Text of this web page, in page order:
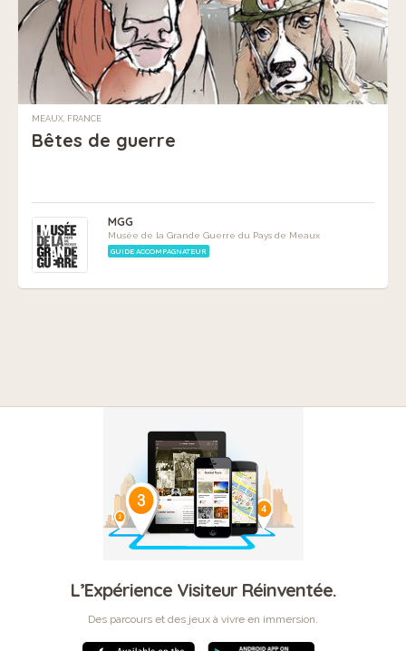
MEAUX, FRANCE
Bêtes de guerre
MGG
Musée de la Grande Guerre du Pays de Meaux
GUIDE ACCOMPAGNATEUR
L’Expérience Visiteur Réinventée.
Des parcours et des jeux à vivre en immersion.